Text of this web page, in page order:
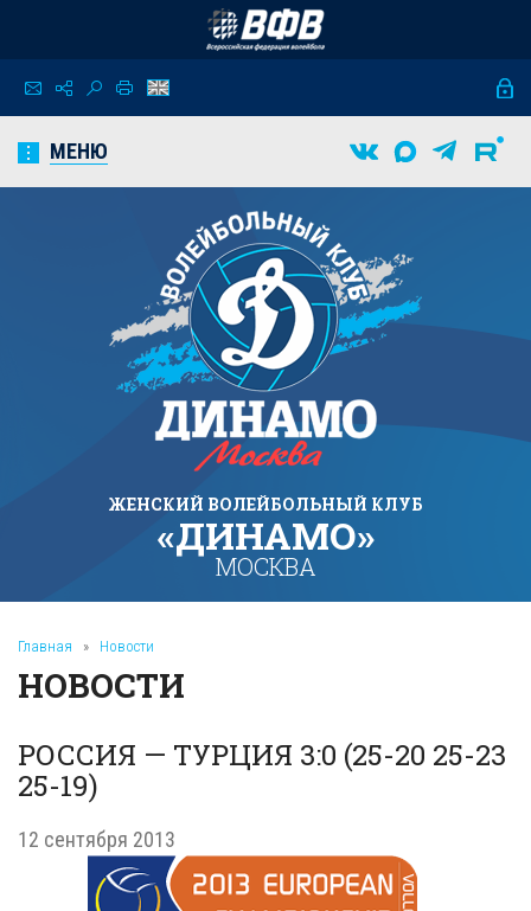
МЕНЮ
ЖЕНСКИЙ ВОЛЕЙБОЛЬНЫЙ КЛУБ
«ДИНАМО»
МОСКВА
Главная » Новости
НОВОСТИ
РОССИЯ — ТУРЦИЯ 3:0 (25-20 25-23
25-19)
12 сентября 2013